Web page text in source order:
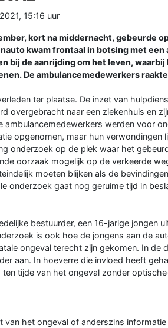
15:16 uur
kort na middernacht, gebeurde
kwam frontaal in botsing met een
bij de aanrijding om het leven,
De ambulancemedewerkers
ter plaatse. De inzet van
overgebracht naar een ziekenhuis en
ambulancemedewerkers werden voor
opgenomen, maar hun verwondingen
onderzoek op de plek waar het
oorzaak mogelijk op de verkeerde
moeten blijken als de
onderzoek gaat nog geruime tijd in
bestuurder, een 16-jarige jongen
is ook hoe de jongens aan de
ongeval terecht zijn gekomen. In de
aan. In hoeverre die invloed heeft
tijde van het ongeval zonder
van het ongeval of anderszins